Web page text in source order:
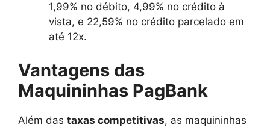
1,99% no débito, 4,99% no crédito à
vista, e 22,59% no crédito parcelado em
até 12x.
Vantagens das
Maquininhas PagBank
Além das taxas competitivas, as maquininhas